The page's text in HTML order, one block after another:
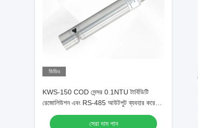
ভিডিও
KWS-150 COD সেন্সর 0.1NTU টার্বিডিটি
রেজোলিউশন এবং RS-485 আউটপুট ব্যবহার করে
ডুয়াল-ওয়েভেলংথ ইউভি শোষণ
সেরা দাম পান